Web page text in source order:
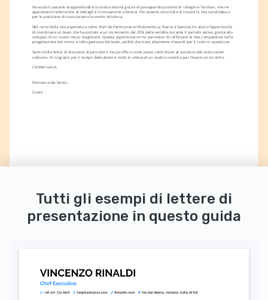
Ho avuto il piacere di approfondire la vostra attività grazie al passaparola positivo di colleghi e fornitori, che ne
apprezzano l'attenzione ai dettagli e l'innovazione culinaria. Per questo, sono lieta di inviare la mia candidatura
per la posizione di cuoco presso la vostra struttura.
Nel corso della mia esperienza come Chef de Partie presso Ristorante La Piazza a Genova, ho avuto l'opportunità
di coordinare un team che ha portato a un incremento del 25% delle vendite durante il periodo estivo, grazie allo
sviluppo di un nuovo menù stagionale. Questa esperienza mi ha permesso di rafforzare le mie competenze nella
progettazione del menu e nella gestione del team, abilità che trovo altamente rilevanti per il ruolo in questione.
Sarei molto felice di discutere di persona il mio profilo e come posso contribuire al successo del vostro team
culinario. Vi ringrazio per il tempo dedicatomi e resto in attesa di un vostro riscontro per fissare un incontro.
Cordiali saluti,
Francesca De Santis
Cuoco
Tutti gli esempi di lettere di
presentazione in questo guida